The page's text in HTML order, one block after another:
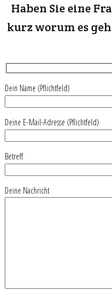
Haben Sie eine
kurz worum es
Dein Name (Pflichtfeld)
Deine E-Mail-Adresse (Pflichtfeld)
Betreff
Deine Nachricht